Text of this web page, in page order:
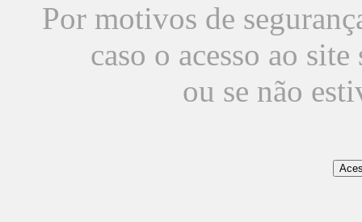
Por motivos de
caso o acesso ao
ou se não